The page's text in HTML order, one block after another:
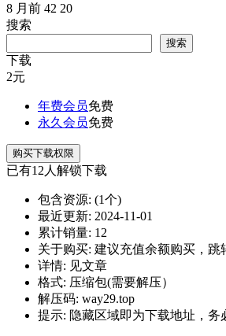
8 月前 42 20
搜索
搜索
下载
2元
年费会员免费
永久会员免费
购买下载权限
已有12 人解锁下载
包含资源: (1个)
最近更新: 2024-11-01
累计销量: 12
关于购买: 建议充值余额购买，跳
详情: 见文章
格式: 压缩包(需要解压）
解压码: way29.top
提示: 隐藏区域即为下载地址，务